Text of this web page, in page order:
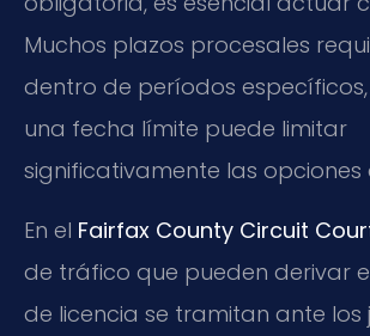
Muchos plazos procesales
dentro de períodos
una fecha límite puede limitar
significativamente las opciones
En el Fairfax County Circuit
de tráfico que pueden derivar
de licencia se tramitan ante los